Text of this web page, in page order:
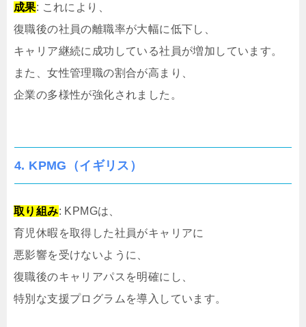
成果: これにより、
復職後の社員の離職率が大幅に低下し、
キャリア継続に成功している社員が増加しています。
また、女性管理職の割合が高まり、
企業の多様性が強化されました。
4. KPMG（イギリス）
取り組み: KPMGは、
育児休暇を取得した社員がキャリアに
悪影響を受けないように、
復職後のキャリアパスを明確にし、
特別な支援プログラムを導入しています。